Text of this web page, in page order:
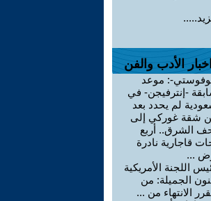
اخبار الأدب والفن
: موعد
-إنترفيجن- في
لم يحدد بعد
شقة غوركي إلى
الشرق.. أربع
قاجارية نادرة
...
اللجنة الأمريكية
الجميلة: من
الانتهاء من ...